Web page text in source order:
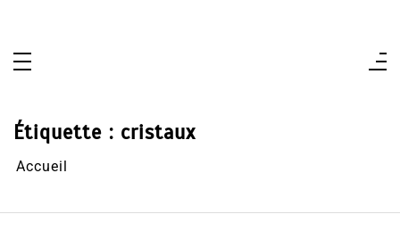
Étiquette : cristaux
Accueil